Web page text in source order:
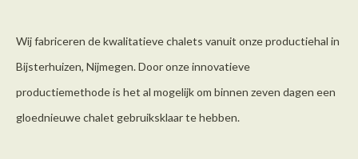
Wij fabriceren de kwalitatieve chalets vanuit onze productiehal in
Bijsterhuizen, Nijmegen. Door onze innovatieve
productiemethode is het al mogelijk om binnen zeven dagen een
gloednieuwe chalet gebruiksklaar te hebben.